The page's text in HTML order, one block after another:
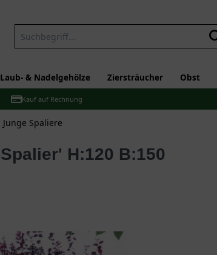
Laub- & Nadelgehölze Ziersträucher Obst
Kauf auf Rechnung
Junge Spaliere